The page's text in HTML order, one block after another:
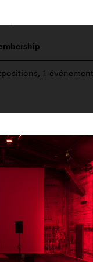
, 1 événement